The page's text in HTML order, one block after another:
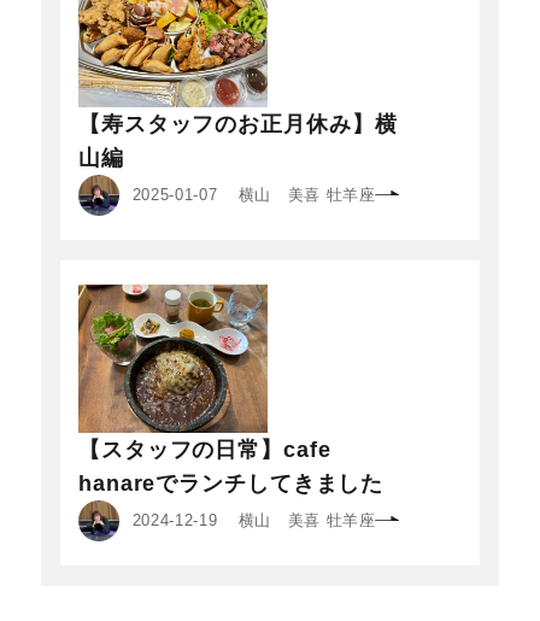
【寿スタッフのお正月休み】横
山編
2025-01-07 横山 美喜 牡羊座
【スタッフの日常】cafe
hanareでランチしてきました
2024-12-19 横山 美喜 牡羊座